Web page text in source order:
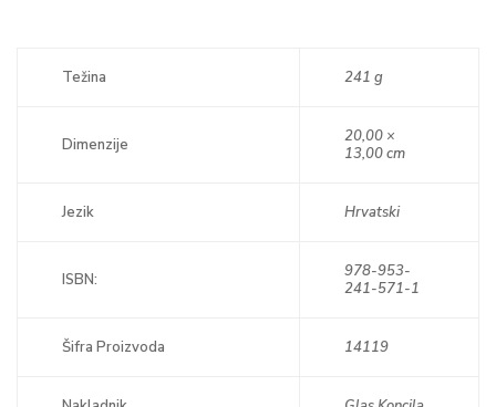
Težina 241 g
Dimenzije
20,00 ×
13,00 cm
Jezik Hrvatski
ISBN:
978-953-
241-571-1
Šifra Proizvoda 14119